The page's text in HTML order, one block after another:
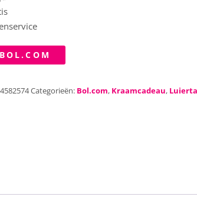
Categorieën: Bol.com, Kraamcadeau,